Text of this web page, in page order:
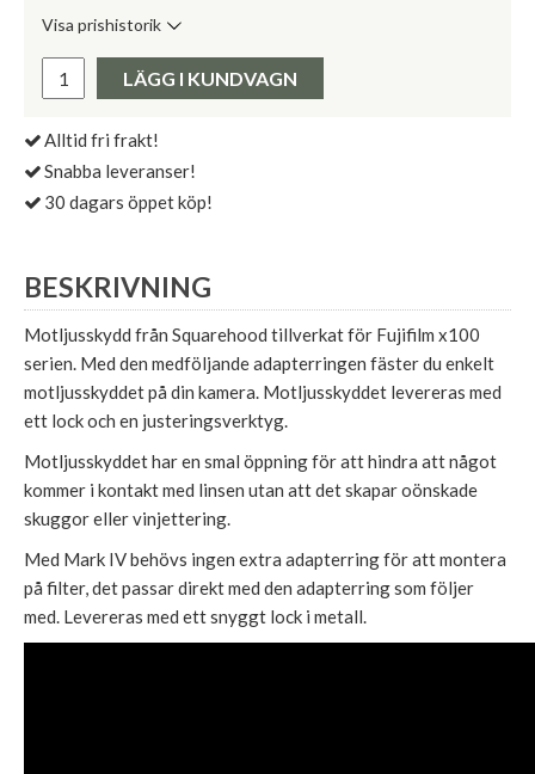
Visa prishistorik
Pris:
LÄGG I KUNDVAGN
Alltid fri frakt!
Snabba leveranser!
30 dagars öppet köp!
BESKRIVNING
Motljusskydd från Squarehood tillverkat för Fujifilm x100
serien. Med den medföljande adapterringen fäster du enkelt
motljusskyddet på din kamera. Motljusskyddet levereras med
ett lock och en justeringsverktyg.
Motljusskyddet har en smal öppning för att hindra att något
kommer i kontakt med linsen utan att det skapar oönskade
skuggor eller vinjettering.
Med Mark IV behövs ingen extra adapterring för att montera
på filter, det passar direkt med den adapterring som följer
med. Levereras med ett snyggt lock i metall.